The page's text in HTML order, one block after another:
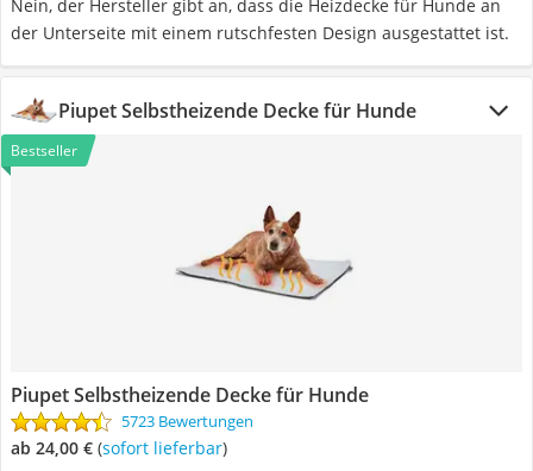
Nein, der Hersteller gibt an, dass die Heizdecke für Hunde an
der Unterseite mit einem rutschfesten Design ausgestattet ist.
Piupet Selbstheizende Decke für Hunde
Bestseller
Piupet Selbstheizende Decke für Hunde
5723 Bewertungen
ab 24,00 € ( Sofort lieferbar)